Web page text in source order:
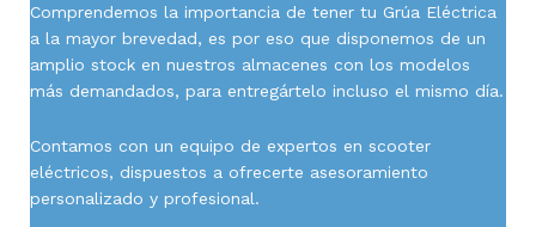
Comprendemos la importancia de tener tu Grúa Eléctrica
a la mayor brevedad, es por eso que disponemos de un
amplio stock en nuestros almacenes con los modelos
más demandados, para entregártelo incluso el mismo día.
Contamos con un equipo de expertos en scooter
eléctricos, dispuestos a ofrecerte asesoramiento
personalizado y profesional.